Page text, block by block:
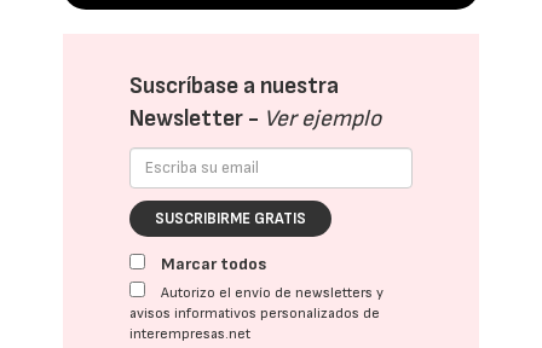
Suscríbase a nuestra
Newsletter - Ver ejemplo
SUSCRIBIRME GRATIS
Marcar todos
Autorizo el envío de newsletters y
avisos informativos personalizados de
interempresas.net